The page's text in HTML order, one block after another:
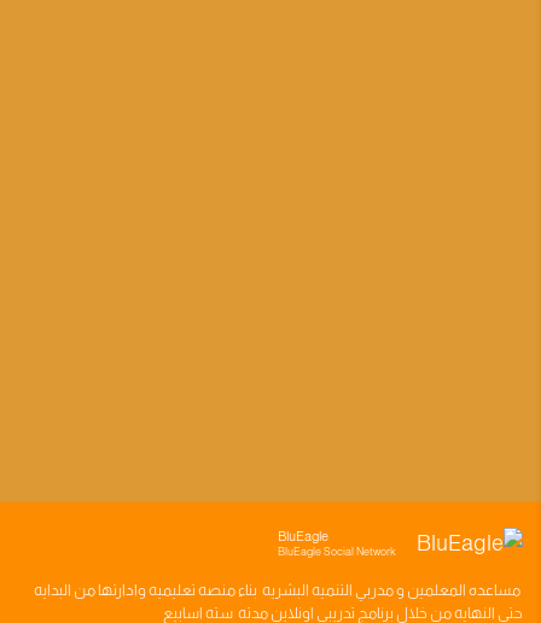
BluEagle
BluEagle Social Network
مساعده المعلمين ومدربي التنميه البشريه بناءمنصه تعليميه وادارتها من البدايه
حتى النهايه من خلال برنامج تدريبي اونلاين مدته سته اسابيع